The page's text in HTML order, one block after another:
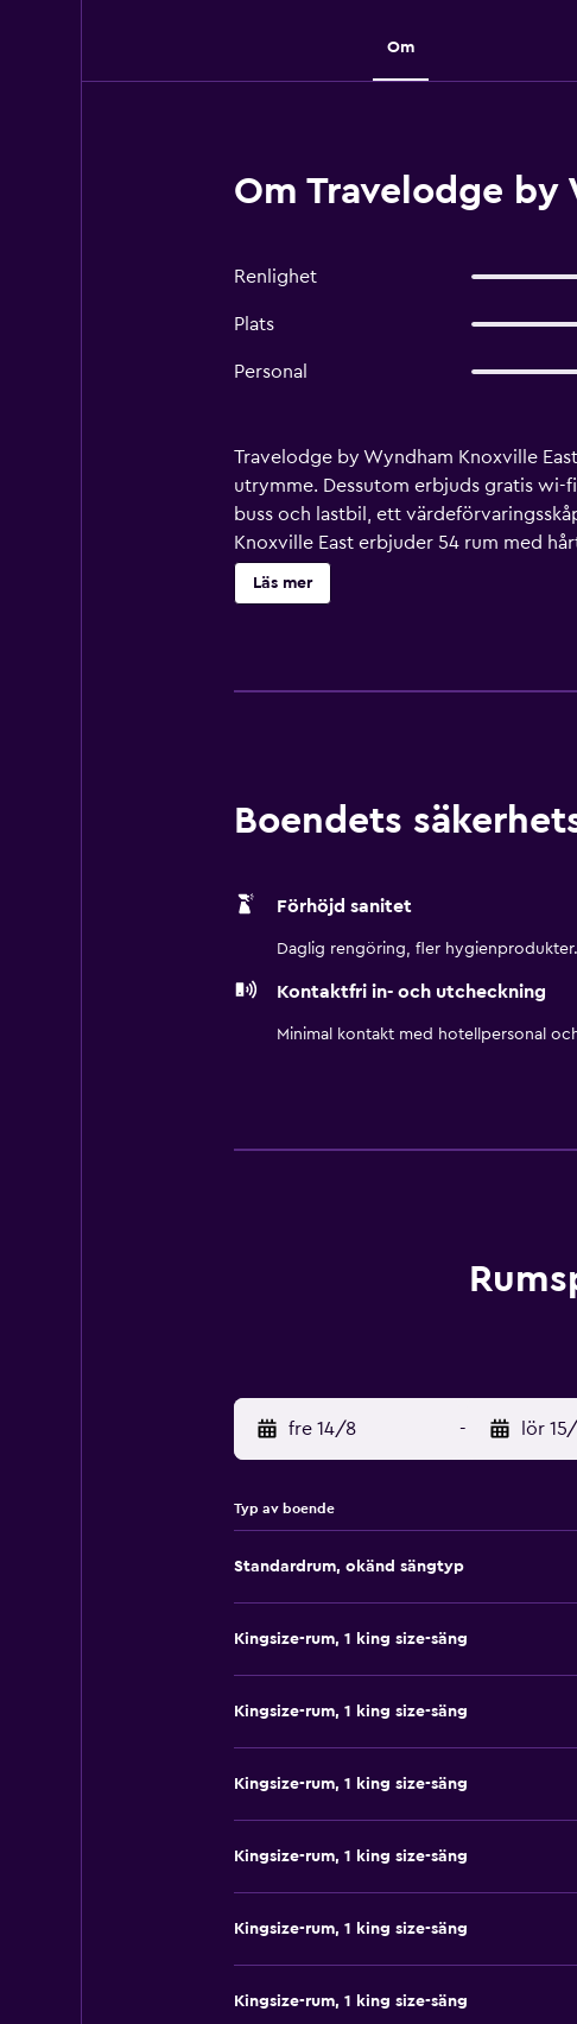
Om
Om Travelodge
Renlighet
Plats
Personal
Travelodge by Wyndham Knoxville
utrymme. Dessutom erbjuds gratis wi-
buss och lastbil, ett
Knoxville East erbjuder 54 rum med
gratis toalettartiklar. Gäster har
kan förekomma). Byte av handdukar
Läs mer
Boendets
Förhöjd sanitet
Daglig rengöring, fler hygienprodukter.
Kontaktfri in- och utcheckning
Minimal kontakt med hotellpersonal
fre 14/8 - lör
Typ av boende
Standardrum, okänd sängtyp
Kingsize-rum, 1 king size-säng
Kingsize-rum, 1 king size-säng
Kingsize-rum, 1 king size-säng
Kingsize-rum, 1 king size-säng
Kingsize-rum, 1 king size-säng
Kingsize-rum, 1 king size-säng